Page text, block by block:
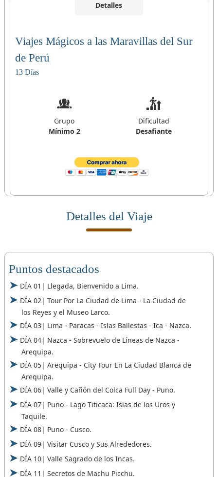
Detalles
Viajes Mágicos a las Maravillas del Sur
de Perú
13 Días
Grupo
Mínimo 2
Dificultad
Desafiante
Detalles del Viaje
Puntos destacados
DÍA 01| Llegada, Bienvenido a Lima.
DÍA 02| Tour Por La Ciudad de Lima - La Ciudad de
los Reyes y el Museo Larco.
DÍA 03| Lima - Paracas - Islas Ballestas - Ica - Nazca.
DÍA 04| Nazca - Sobrevuelo de Líneas de Nazca -
Arequipa.
DÍA 05| Arequipa - City Tour En La Ciudad Blanca de
Arequipa.
DÍA 06| Valle y Cañón del Colca Full Day - Puno.
DÍA 07| Puno - Lago Titicaca: Islas de los Uros y
Taquile.
DÍA 08| Puno - Cusco.
DÍA 09| Visitar Cusco y Sus Alrededores.
DÍA 10| Valle Sagrado de los Incas.
DÍA 11| Secretos de Machu Picchu.